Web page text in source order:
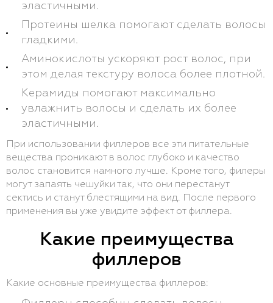
эластичными.
Протеины шелка помогают сделать волосы
гладкими.
Аминокислоты ускоряют рост волос, при
этом делая текстуру волоса более плотной.
Керамиды помогают максимально
увлажнить волосы и сделать их более
эластичными.
При использовании филлеров все эти питательные
вещества проникают в волос глубоко и качество
волос становится намного лучше. Кроме того, филеры
могут запаять чешуйки так, что они перестанут
сектись и станут блестящими на вид. После первого
применения вы уже увидите эффект от филлера.
Какие преимущества
филлеров
Какие основные преимущества филлеров: